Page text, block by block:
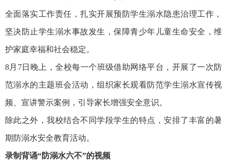
全面落实工作责任，扎实开展预防学生溺水隐患治理工作，
坚决防止学生溺水事故发生，保障青少年儿童生命安全，维
护家庭幸福和社会稳定。
8月7日晚上，全校每一个班级借助网络平台，开展了一次防
范溺水的主题班会活动，组织家长观看防范学生溺水宣传视
频、宣讲警示案例，引导家长增强安全意识。
除此之外，我校结合不同学段学生的特点，安排了丰富的暑
期防溺水安全教育活动。
录制背诵“防溺水六不”的视频